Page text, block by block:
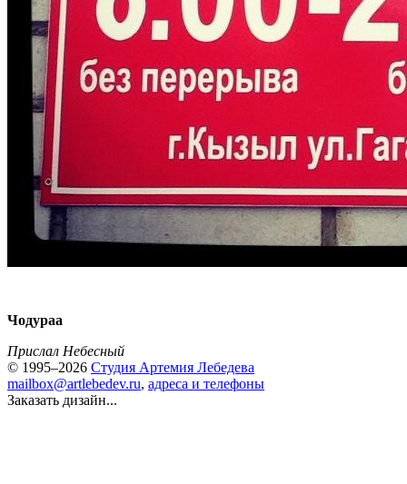
Чодураа
Прислал Небесный
© 1995–2026 Студия Артемия Лебедева
mailbox@artlebedev.ru, адреса и телефоны
Заказать дизайн...